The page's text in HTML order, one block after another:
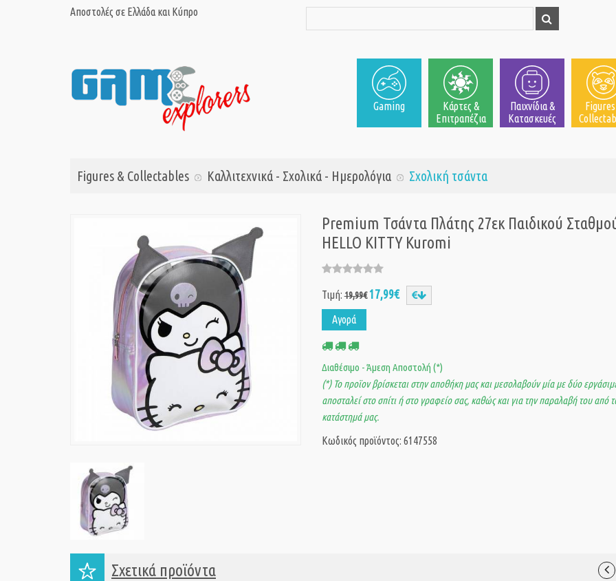
Αποστολές σε Ελλάδα και Κύπρο
Gaming
Κάρτες &
Επιτραπέζια
Παιχνίδια &
Κατασκευές
Figures & Collectables Καλλιτεχνικά - Σχολικά - Ημερολόγια Σχολική τσάντα
Premium Τσάντα Πλάτης 27εκ Παιδικού
HELLO KITTY Kuromi
Τιμή:19,99€ 17,99€
Αγορά
Διαθέσιμο - Άμεση Αποστολή (*)
(*) Το προϊον βρίσκεται στην αποθήκη μας και μεσολαβούν μία με δύο
αποσταλεί στο σπίτι ή στο γραφείο σας, καθώς και για την παραλαβή του από
κατάστημά μας.
Κωδικός προϊόντος: 6147558
Σχετικά προϊόντα